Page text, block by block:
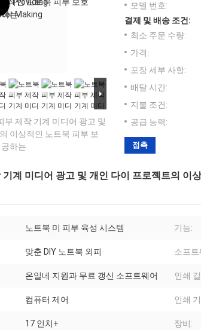
부 제작 기계 미디어 광고 및
이상적인 노트북 피부 보
하는
모델 번호:
결제 및 배송 조건:
최소 주문 수량:
가격:
포장 세부 사항:
배달 시간:
지불 조건:
공급 능력:
접촉
기계 미디어 광고 및 개인 다이 프로젝트의 이
노트북 미 피부 육성 시스템 기능:
맞춘 DIY 노트북 외피 소프트
온일네 지원과 무료 갱신 소프트웨어 인쇄
컴퓨터 제어 인쇄
17 인치+ 장비: